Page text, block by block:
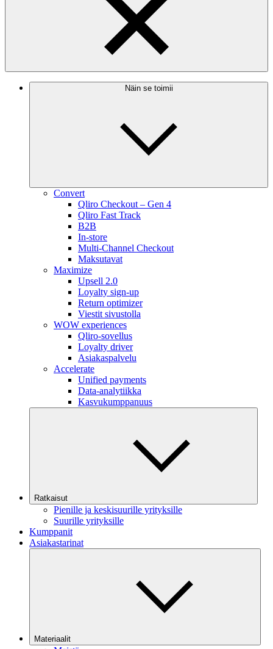
Näin se toimii
Convert
Qliro Checkout – Gen 4
Qliro Fast Track
B2B
In-store
Multi-Channel Checkout
Maksutavat
Maximize
Upsell 2.0
Loyalty sign-up
Return optimizer
Viestit sivustolla
WOW experiences
Qliro-sovellus
Loyalty driver
Asiakaspalvelu
Accelerate
Unified payments
Data-analytiikka
Kasvukumppanuus
Ratkaisut
Pienille ja keskisuurille yrityksille
Suurille yrityksille
Kumppanit
Asiakastarinat
Materiaalit